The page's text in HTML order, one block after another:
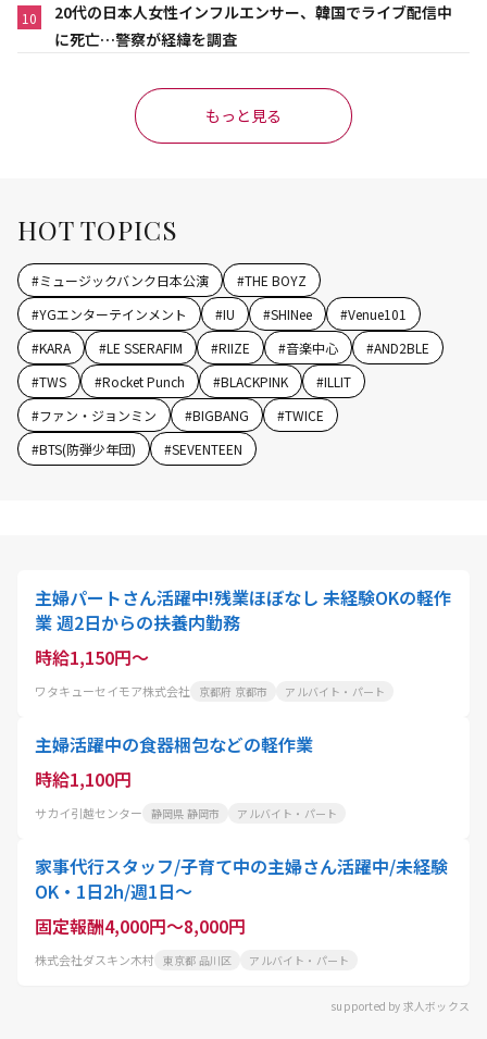
10
20代の日本人女性インフルエンサー、韓国でライブ配信中
に死亡…警察が経緯を調査
もっと見る
HOT TOPICS
#ミュージックバンク日本公演 #THE BOYZ
#YGエンターテインメント #IU #SHINee #Venue101
#KARA #LE SSERAFIM #RIIZE #音楽中心 #AND2BLE
#TWS #Rocket Punch #BLACKPINK #ILLIT
#ファン・ジョンミン #BIGBANG #TWICE
#BTS(防弾少年団) #SEVENTEEN
主婦パートさん活躍中!残業ほぼなし 未経験OKの軽作
業 週2日からの扶養内勤務
時給1,150円～
ワタキューセイモア株式会社 京都府 京都市 アルバイト・パート
主婦活躍中の食器梱包などの軽作業
時給1,100円
サカイ引越センター 静岡県 静岡市 アルバイト・パート
家事代行スタッフ/子育て中の主婦さん活躍中/未経験
OK・1日2h/週1日〜
固定報酬4,000円～8,000円
株式会社ダスキン木村 東京都 品川区 アルバイト・パート
supported by 求人ボックス